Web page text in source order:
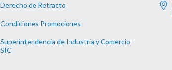
Derecho de Retracto
Condiciones Promociones
Superintendencia de Industria y Comercio -
SIC